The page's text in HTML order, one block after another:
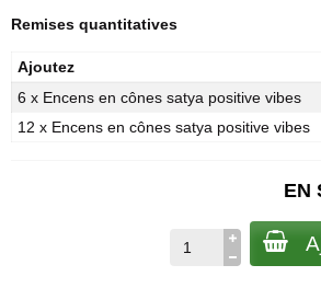
Remises quantitatives
Ajoutez
6 x Encens en cônes satya positive vibes
12 x Encens en cônes satya positive vibes
EN